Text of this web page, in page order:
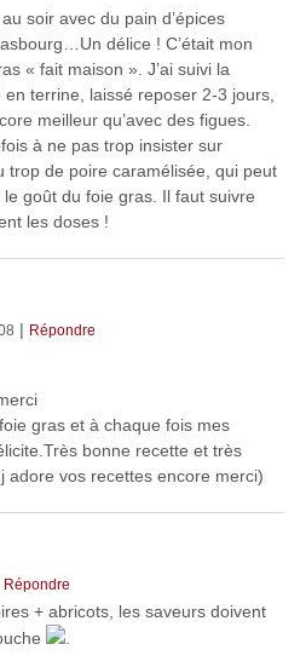
soir avec du pain d’épices
délice ! C’était mon
« fait maison ». J’ai suivi la
terrine, laissé reposer 2-3 jours,
meilleur qu’avec des figues.
à ne pas trop insister sur
trop de poire caramélisée, qui peut
goût du foie gras. Il faut suivre
les doses !
| Répondre
gras et à chaque fois mes
bonne recette et très
adore vos recettes encore merci)
Répondre
+ abricots, les saveurs doivent
.